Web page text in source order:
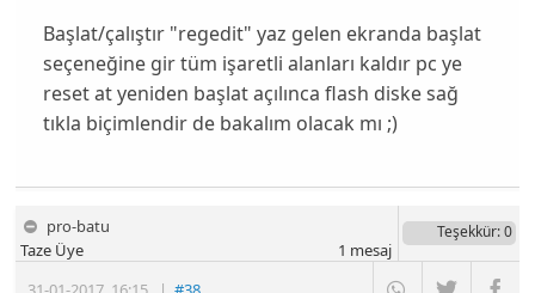
Başlat/çalıştır "regedit" yaz gelen ekranda başlat
seçeneğine gir tüm işaretli alanları kaldır pc ye
reset at yeniden başlat açılınca flash diske sağ
tıkla biçimlendir de bakalım olacak mı ;)
pro-batu
Taze Üye
Teşekkür: 0
1 mesaj